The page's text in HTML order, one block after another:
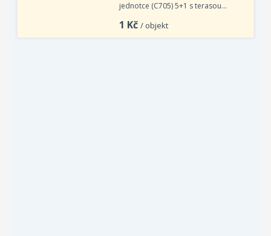
jednotce (C705) 5+1 s terasou…
1 Kč / objekt